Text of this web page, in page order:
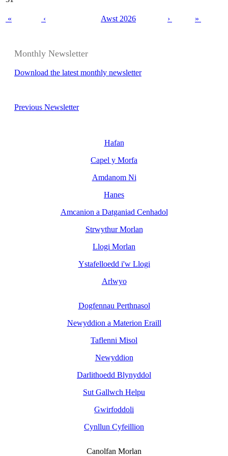
« ‹ Awst 2026 › »
Monthly Newsletter
Download the latest monthly newsletter
Previous Newsletter
Hafan
Capel y Morfa
Amdanom Ni
Hanes
Amcanion a Datganiad Cenhadol
Strwythur Morlan
Llogi Morlan
Ystafelloedd i'w Llogi
Arlwyo
Dogfennau Perthnasol
Newyddion a Materion Eraill
Taflenni Misol
Newyddion
Darlithoedd Blynyddol
Sut Gallwch Helpu
Gwirfoddoli
Cynllun Cyfeillion
Canolfan Morlan